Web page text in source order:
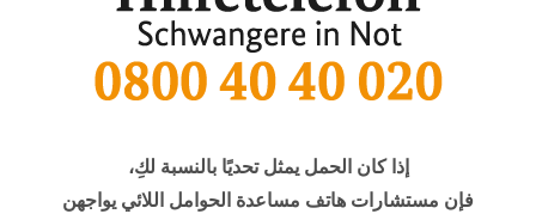
إذا كان الحمل يمثل تحديًا بالنسبة لكِ،
فإن مستشارات هاتف مساعدة الحوامل اللائي يواجهن